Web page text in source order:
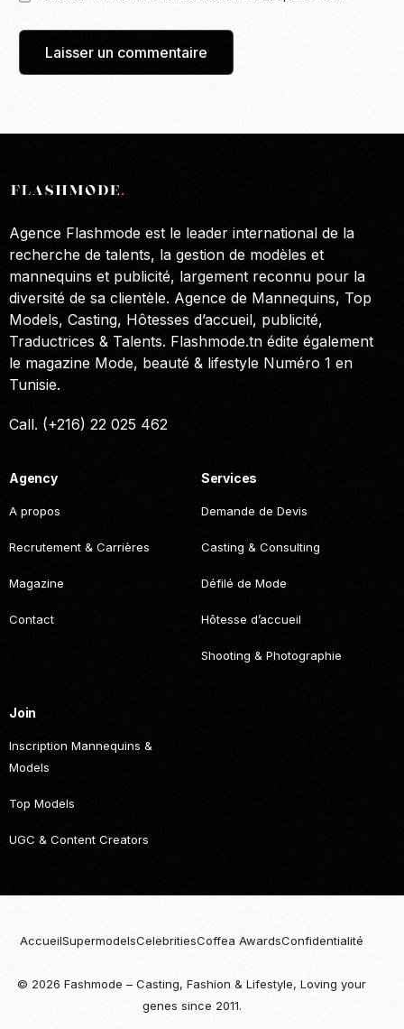
Agence Flashmode est le leader international de la
recherche de talents, la gestion de modèles et
mannequins et publicité, largement reconnu pour la
diversité de sa clientèle. Agence de Mannequins, Top
Models, Casting, Hôtesses d’accueil, publicité,
Traductrices & Talents. Flashmode.tn édite également
le magazine Mode, beauté & lifestyle Numéro 1 en
Tunisie.
Call. (+216) 22 025 462
Agency
A propos
Recrutement & Carrières
Magazine
Contact
Services
Demande de Devis
Casting & Consulting
Défilé de Mode
Hôtesse d’accueil
Shooting & Photographie
Join
Inscription Mannequins &
Models
Top Models
UGC & Content Creators
© 2026 Fashmode – Casting, Fashion & Lifestyle, Loving your
genes since 2011.
AccueilSupermodelsCelebritiesCoffea AwardsConfidentialité
Become